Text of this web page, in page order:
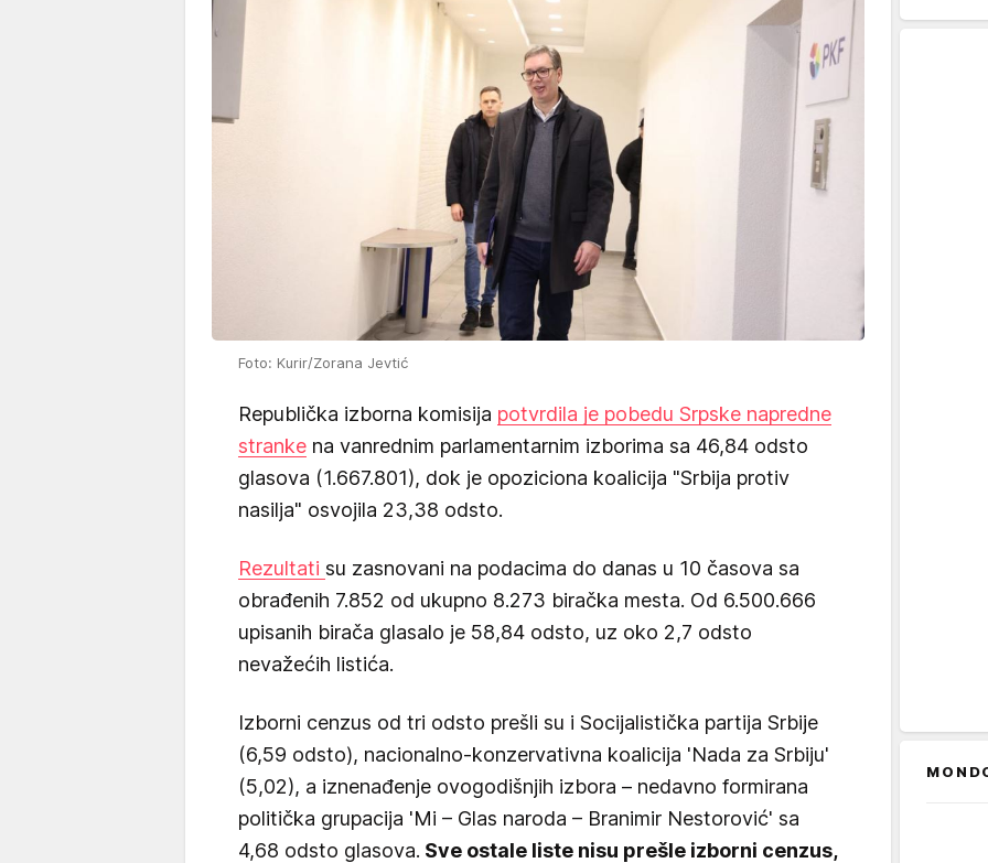
Foto: Kurir/Zorana Jevtić
Republička izborna komisija potvrdila je pobedu Srpske napredne
stranke na vanrednim parlamentarnim izborima sa 46,84 odsto
glasova (1.667.801), dok je opoziciona koalicija "Srbija protiv
nasilja" osvojila 23,38 odsto.
Rezultati su zasnovani na podacima do danas u 10 časova sa
obrađenih 7.852 od ukupno 8.273 biračka mesta. Od 6.500.666
upisanih birača glasalo je 58,84 odsto, uz oko 2,7 odsto
nevažećih listića.
Izborni cenzus od tri odsto prešli su i Socijalistička partija Srbije
(6,59 odsto), nacionalno-konzervativna koalicija 'Nada za Srbiju'
(5,02), a iznenađenje ovogodišnjih izbora – nedavno formirana
politička grupacija 'Mi – Glas naroda – Branimir Nestorović' sa
4,68 odsto glasova. Sve ostale liste nisu prešle izborni cenzus,